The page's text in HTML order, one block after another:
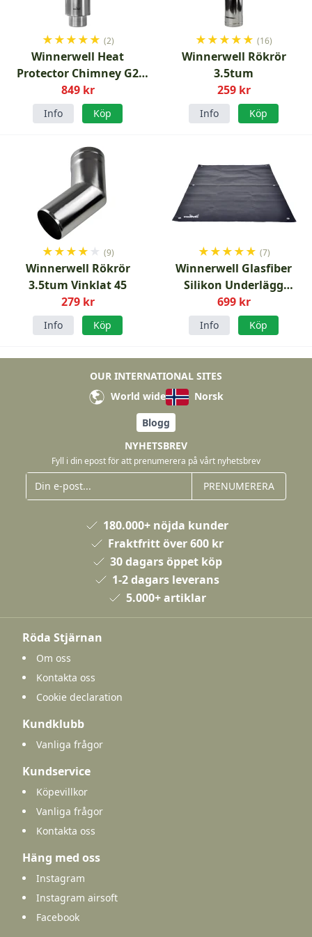
★★★★★ (2)
Winnerwell Heat
Protector Chimney G2
3.5tum
849 kr
Info Köp
★★★★★ (16)
Winnerwell Rökrör
3.5tum
259 kr
Info Köp
★★★★ ★ (9)
Winnerwell Rökrör
3.5tum Vinklat 45
279 kr
Info Köp
★★★★★ (7)
Winnerwell Glasfiber
Silikon Underlägg
1500X980mm
699 kr
Info Köp
OUR INTERNATIONAL SITES
World wide
Norsk
Blogg
NYHETSBREV
Fyll i din epost för att prenumerera på vårt nyhetsbrev
PRENUMERERA
180.000+ nöjda kunder
Fraktfritt över 600 kr
30 dagars öppet köp
1-2 dagars leverans
5.000+ artiklar
Röda Stjärnan
Om oss
Kontakta oss
Cookie declaration
Kundklubb
Vanliga frågor
Kundservice
Köpevillkor
Vanliga frågor
Kontakta oss
Häng med oss
Instagram
Instagram airsoft
Facebook